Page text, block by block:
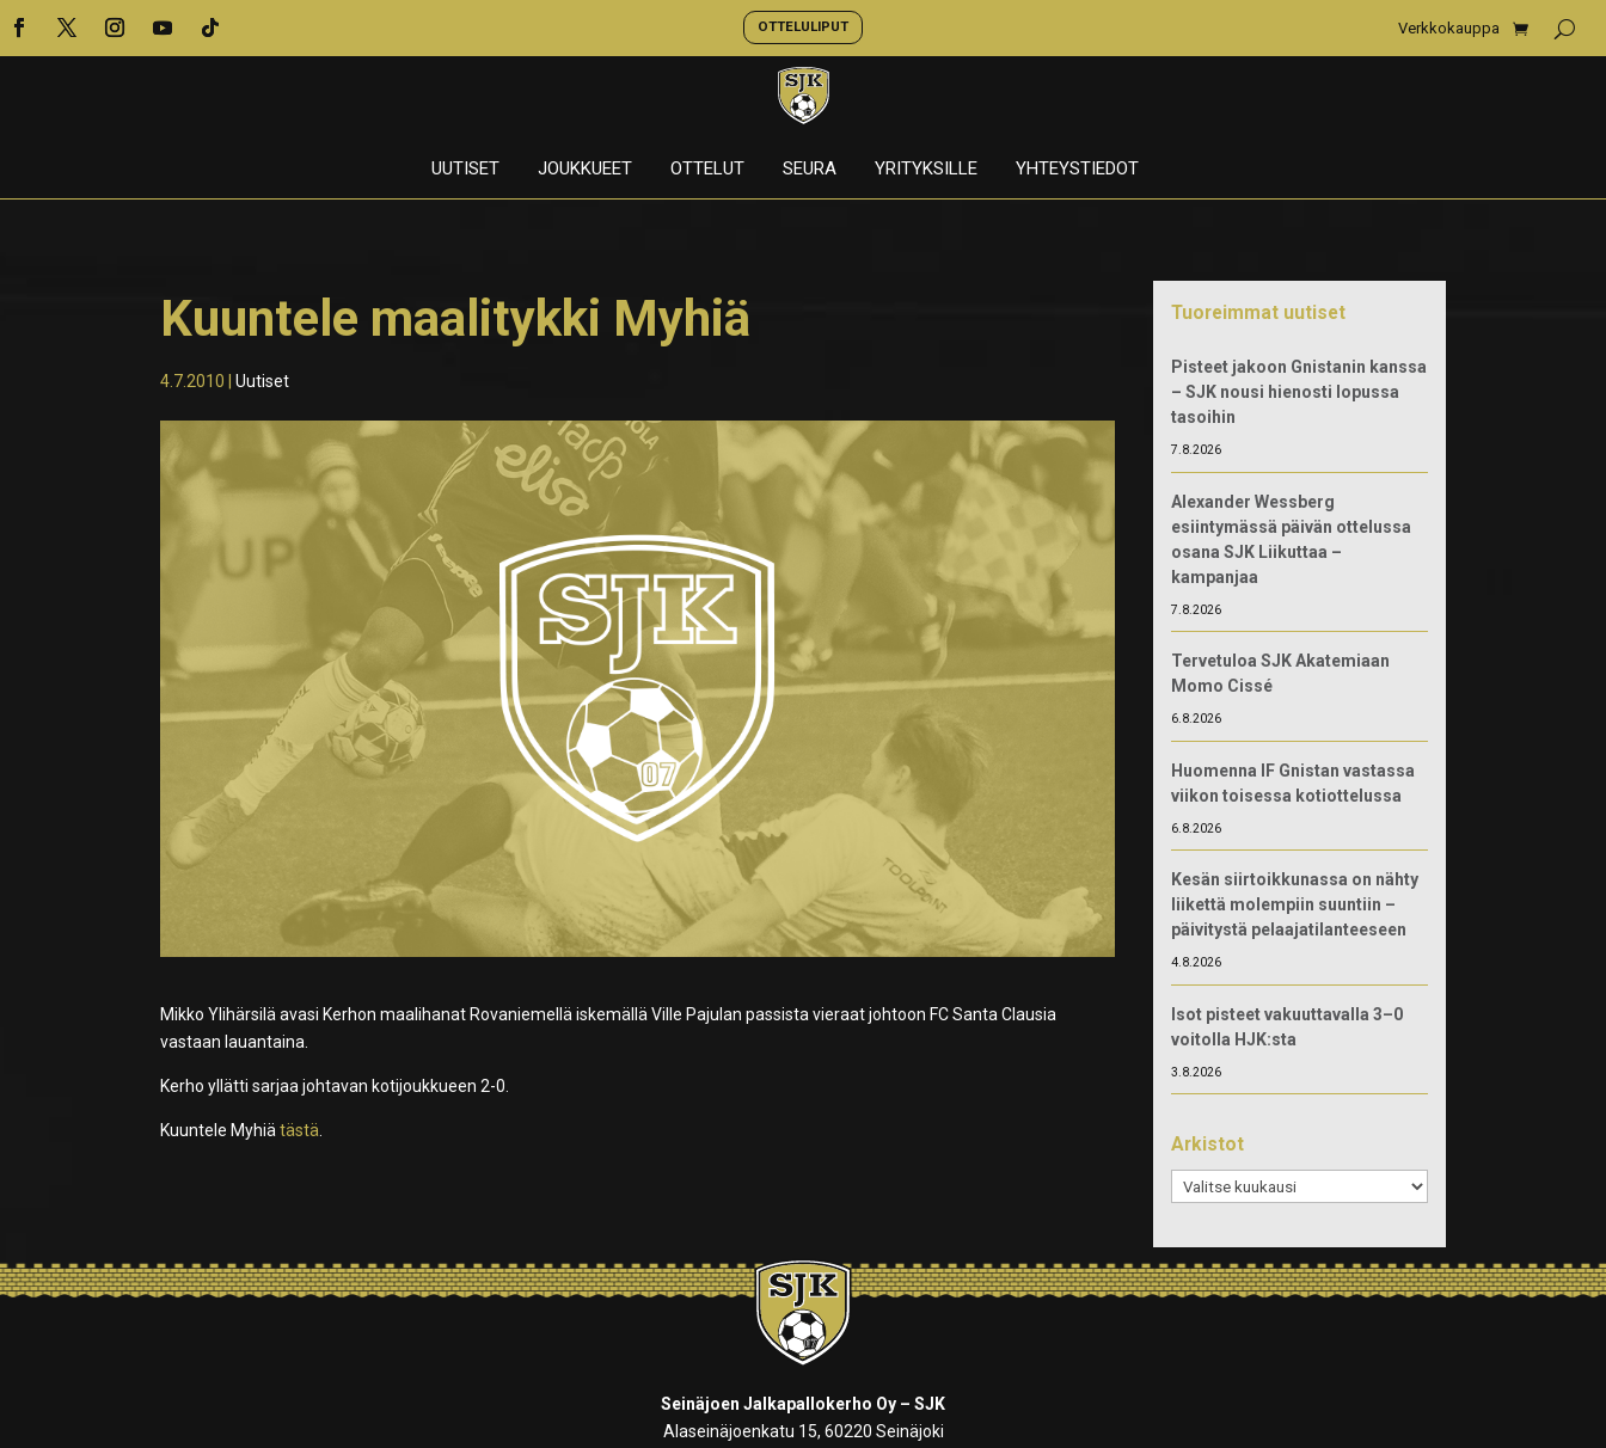
OTTELULIPUT Verkkokauppa
UUTISET JOUKKUEET OTTELUT SEURA YRITYKSILLE YHTEYSTIEDOT
Kuuntele maalitykki Myhiä
4.7.2010 |Uutiset
Mikko Ylihärsilä avasi Kerhon maalihanat Rovaniemellä iskemällä Ville Pajulan passista vieraat johtoon FC Santa Clausia
vastaan lauantaina.
Kerho yllätti sarjaa johtavan kotijoukkueen 2-0.
Kuuntele Myhiätästä.
Tuoreimmat uutiset
Pisteet jakoon Gnistanin kanssa
– SJK nousi hienosti lopussa
tasoihin
7.8.2026
Alexander Wessberg
esiintymässä päivän ottelussa
osana SJK Liikuttaa –
kampanjaa
7.8.2026
Tervetuloa SJK Akatemiaan
Momo Cissé
6.8.2026
Huomenna IF Gnistan vastassa
viikon toisessa kotiottelussa
6.8.2026
Kesän siirtoikkunassa on nähty
liikettä molempiin suuntiin –
päivitystä pelaajatilanteeseen
4.8.2026
Isot pisteet vakuuttavalla 3–0
voitolla HJK:sta
3.8.2026
Arkistot
Arkistot
Seinäjoen Jalkapallokerho Oy – SJK
Alaseinäjoenkatu 15, 60220 Seinäjoki